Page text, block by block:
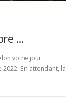
…
votre jour
En attendant, la